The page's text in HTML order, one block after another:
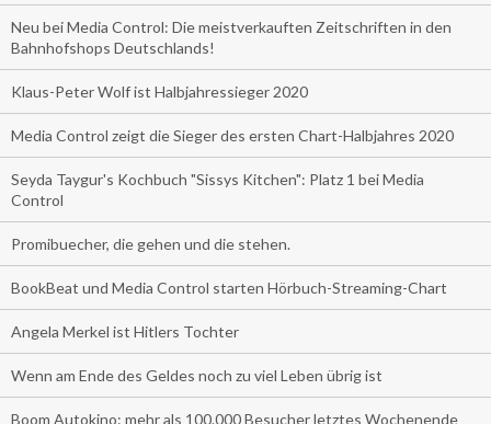
Neu bei Media Control: Die meistverkauften Zeitschriften in den
Bahnhofshops Deutschlands!
Klaus-Peter Wolf ist Halbjahressieger 2020
Media Control zeigt die Sieger des ersten Chart-Halbjahres 2020
Seyda Taygur's Kochbuch "Sissys Kitchen": Platz 1 bei Media
Control
Promibuecher, die gehen und die stehen.
BookBeat und Media Control starten Hörbuch-Streaming-Chart
Angela Merkel ist Hitlers Tochter
Wenn am Ende des Geldes noch zu viel Leben übrig ist
Boom Autokino: mehr als 100.000 Besucher letztes Wochenende